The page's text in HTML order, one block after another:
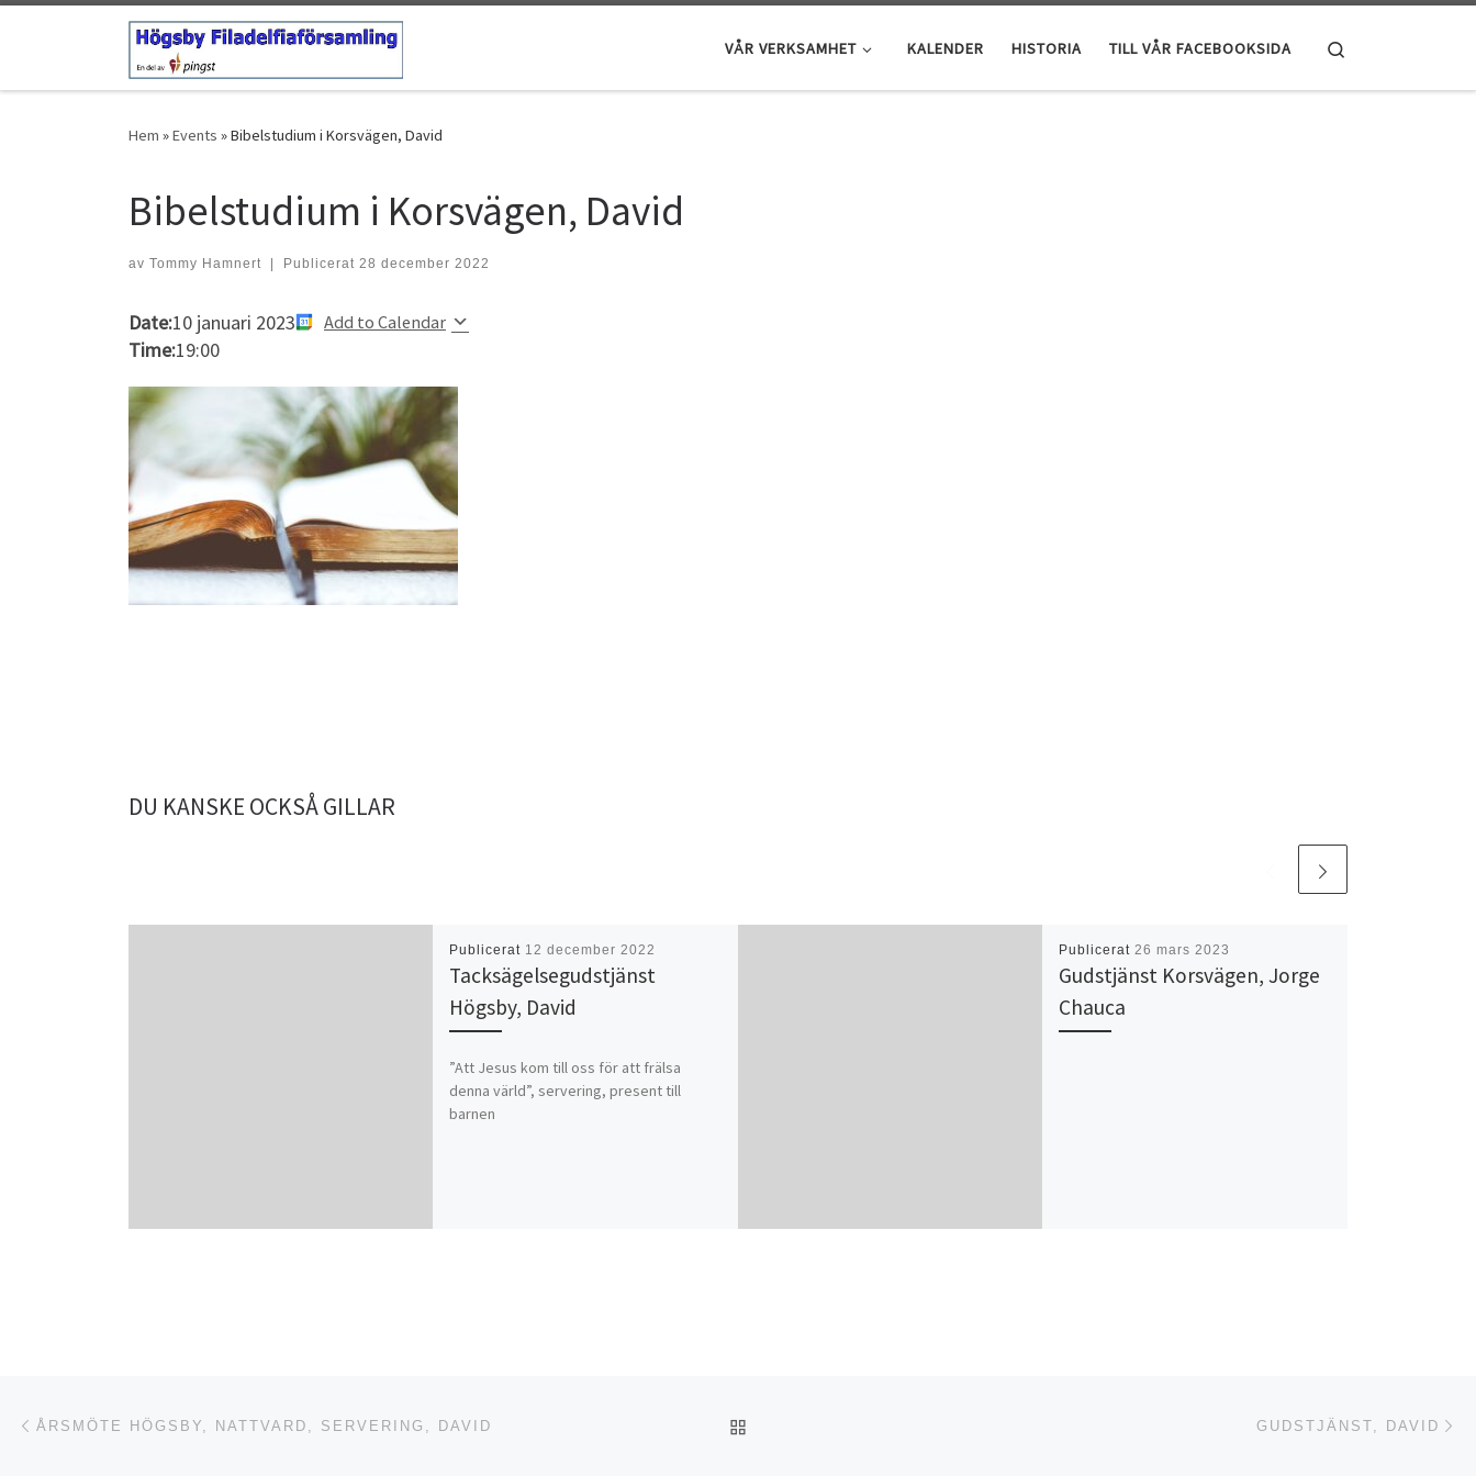
Hoppa till innehåll
VÅR VERKSAMHET KALENDER HISTORIA TILL VÅR FACEBOOKSIDA
Hem »Events »Bibelstudium i Korsvägen, David
Bibelstudium i Korsvägen, David
av Tommy Hamnert | Publicerat 28 december 2022
Date:10 januari 2023 Add to Calendar
Time:19:00
DU KANSKE OCKSÅ GILLAR
Publicerat 12 december 2022
Tacksägelsegudstjänst
Högsby, David
”Att Jesus kom till oss för att frälsa
denna värld”, servering, present till
barnen
Publicerat 26 mars 2023
Gudstjänst Korsvägen, Jorge
Chauca
Inläggsnavigering
ÅRSMÖTE HÖGSBY, NATTVARD, SERVERING, DAVID GUDSTJÄNST, DAVID